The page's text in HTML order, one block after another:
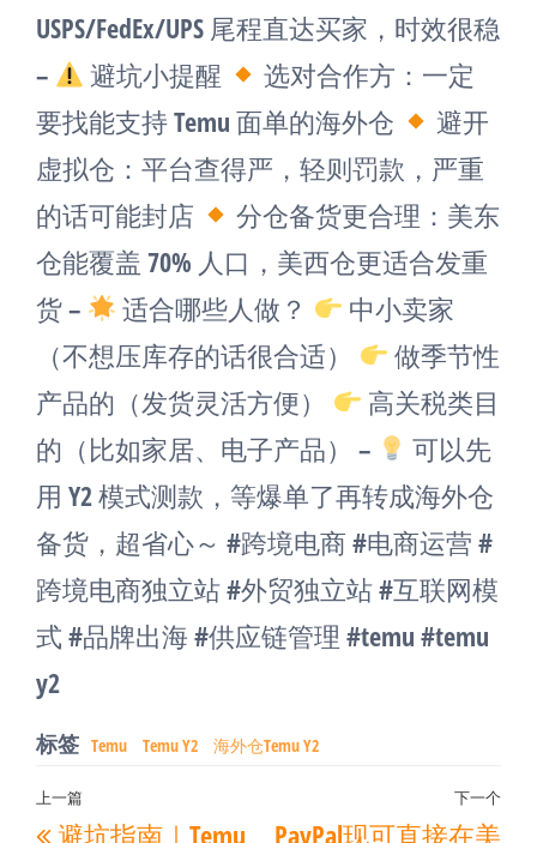
USPS/FedEx/UPS 尾程直达买家，时效很稳
–
避坑小提醒
选对合作方：一定
要找能支持 Temu 面单的海外仓
避开
虚拟仓：平台查得严，轻则罚款，严重
的话可能封店
分仓备货更合理：美东
仓能覆盖 70% 人口，美西仓更适合发重
货 –
适合哪些人做？
中小卖家
（不想压库存的话很合适）
做季节性
产品的（发货灵活方便）
高关税类目
的（比如家居、电子产品） –
可以先
用 Y2 模式测款，等爆单了再转成海外仓
备货，超省心～ #跨境电商 #电商运营 #
跨境电商独立站 #外贸独立站 #互联网模
式 #品牌出海 #供应链管理 #temu #temu
y2
标签 Temu Temu Y2 海外仓Temu Y2
文
上
上一篇
避坑指南｜Temu
下
下一个
PayPal现可直接在美